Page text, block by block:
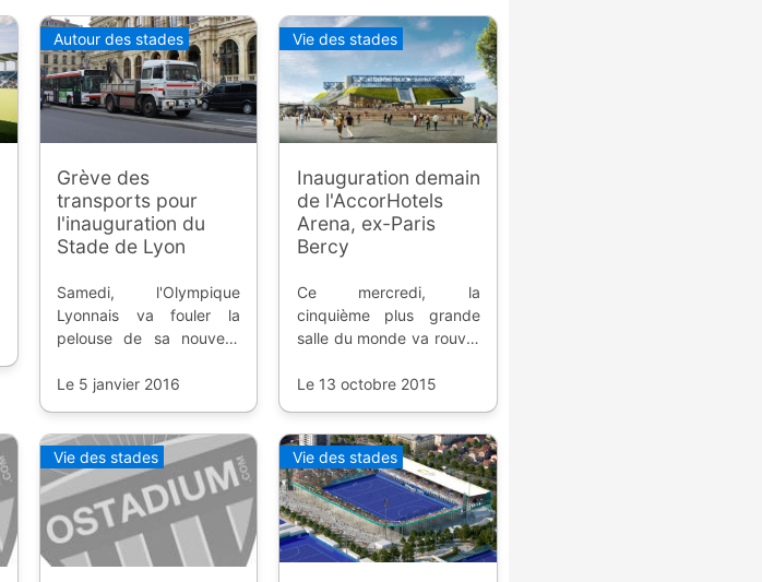
Autour des stades
Grève des
transports pour
l'inauguration du
Stade de Lyon
Samedi, l'Olympique
Lyonnais va fouler la
pelouse de sa nouvelle
Malheureusement, les
avoir des soucis pour
aller voir le match ; les
TCL vont faire grève.
Le 5 janvier 2016
Vie des stades
Inauguration demain
de l'AccorHotels
Arena, ex-Paris
Bercy
Ce mercredi, la
cinquième plus grande
salle du monde va rouvrir
années de travaux. Un
2024.
Le 13 octobre 2015
Vie des stades Vie des stades